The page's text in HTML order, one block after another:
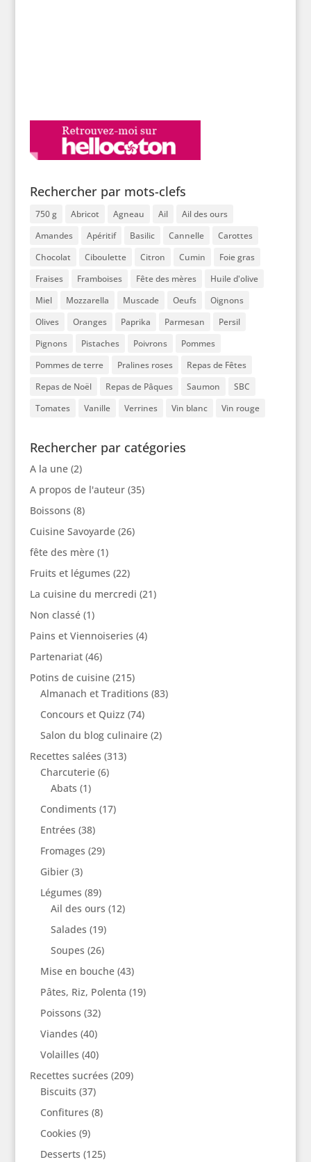
Rechercher par mots-clefs
750 g Abricot Agneau Ail
Ail des ours
Amandes
Apéritif Basilic Cannelle
Carottes
Chocolat
Ciboulette Citron Cumin
Foie gras
Fraises
Framboises Fête des mères
Huile d'olive
Miel
Mozzarella Muscade Oeufs
Oignons
Olives
Oranges Paprika Parmesan
Persil
Pignons
Pistaches Poivrons
Pommes
Pommes de terre
Pralines roses
Repas de Fêtes
Repas de Noël
Repas de Pâques Saumon
SBC
Tomates
Vanille Verrines Vin blanc Vin rouge
Rechercher par catégories
A la une(2)
A propos de l'auteur(35)
Boissons (8)
Cuisine Savoyarde(26)
fête des mère(1)
Fruits et légumes (22)
La cuisine du mercredi (21)
Non classé(1)
Pains et Viennoiseries (4)
Partenariat(46)
Potins de cuisine(215)
Almanach et Traditions (83)
Concours et Quizz (74)
Salon du blog culinaire(2)
Recettes salées (313)
Charcuterie(6)
Abats (1)
Condiments (17)
Entrées (38)
Fromages (29)
Gibier(3)
Légumes (89)
Ail des ours (12)
Salades (19)
Soupes (26)
Mise en bouche(43)
Pâtes, Riz, Polenta (19)
Poissons (32)
Viandes (40)
Volailles (40)
Recettes sucrées (209)
Biscuits (37)
Confitures (8)
Cookies (9)
Desserts (125)